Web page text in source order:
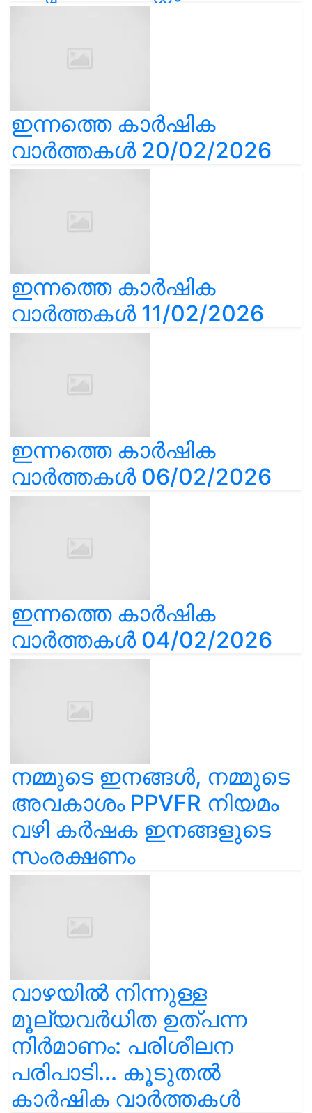
ഇന്നത്തെ കാർഷിക
വാർത്തകൾ 20/02/2026
ഇന്നത്തെ കാർഷിക
വാർത്തകൾ 11/02/2026
ഇന്നത്തെ കാർഷിക
വാർത്തകൾ 06/02/2026
ഇന്നത്തെ കാർഷിക
വാർത്തകൾ 04/02/2026
നമ്മുടെ ഇനങ്ങൾ, നമ്മുടെ
അവകാശം PPVFR നിയമം
വഴി കർഷക ഇനങ്ങളുടെ
സംരക്ഷണം
വാഴയിൽ നിന്നുള്ള
മൂല്യവർധിത ഉത്പന്ന
നിർമാണം: പരിശീലന
പരിപാടി... കൂടുതൽ
കാർഷിക വാർത്തകൾ